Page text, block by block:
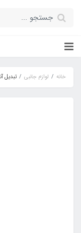
خانه لوازم جانبی تبدیل